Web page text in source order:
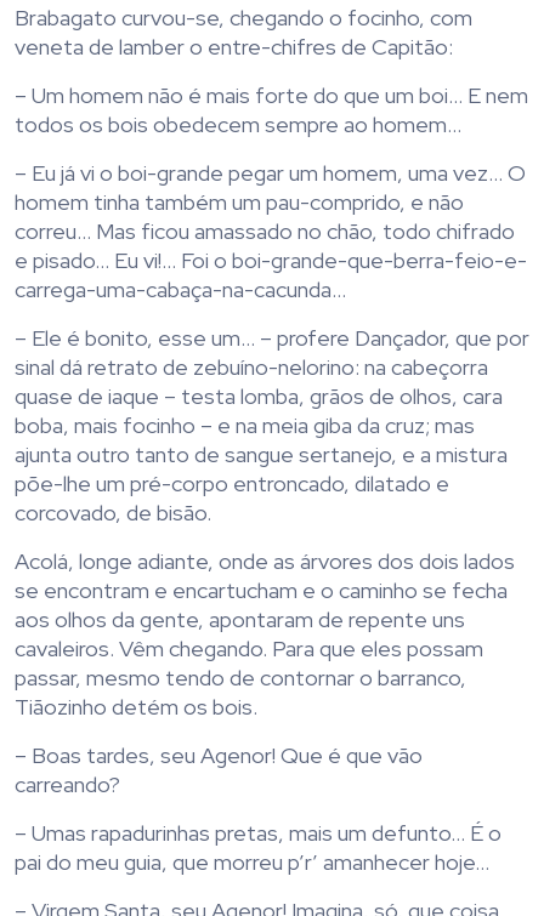
Brabagato curvou-se, chegando o focinho, com
veneta de lamber o entre-chifres de Capitão:
– Um homem não é mais forte do que um boi… E nem
todos os bois obedecem sempre ao homem…
– Eu já vi o boi-grande pegar um homem, uma vez… O
homem tinha também um pau-comprido, e não
correu… Mas ficou amassado no chão, todo chifrado
e pisado… Eu vi!… Foi o boi-grande-que-berra-feio-e-
carrega-uma-cabaça-na-cacunda…
– Ele é bonito, esse um… – profere Dançador, que por
sinal dá retrato de zebuíno-nelorino: na cabeçorra
quase de iaque – testa lomba, grãos de olhos, cara
boba, mais focinho – e na meia giba da cruz; mas
ajunta outro tanto de sangue sertanejo, e a mistura
põe-lhe um pré-corpo entroncado, dilatado e
corcovado, de bisão.
Acolá, longe adiante, onde as árvores dos dois lados
se encontram e encartucham e o caminho se fecha
aos olhos da gente, apontaram de repente uns
cavaleiros. Vêm chegando. Para que eles possam
passar, mesmo tendo de contornar o barranco,
Tiãozinho detém os bois.
– Boas tardes, seu Agenor! Que é que vão
carreando?
– Umas rapadurinhas pretas, mais um defunto… É o
pai do meu guia, que morreu p’r’ amanhecer hoje…